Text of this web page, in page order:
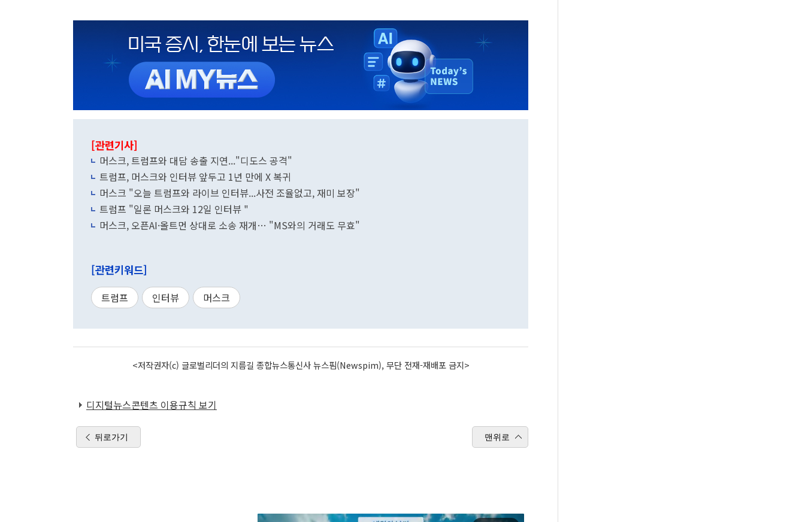
[관련기사]
머스크, 트럼프와 대담 송출 지연..."디도스 공격"
트럼프, 머스크와 인터뷰 앞두고 1년 만에 X 복귀
머스크 "오늘 트럼프와 라이브 인터뷰...사전 조율없고, 재미 보장"
트럼프 "일론 머스크와 12일 인터뷰 "
머스크, 오픈AI·올트먼 상대로 소송 재개… "MS와의 거래도 무효"
[관련키워드]
트럼프 인터뷰 머스크
<저작권자(c) 글로벌리더의 지름길 종합뉴스통신사 뉴스핌(Newspim), 무단 전재-재배포 금지>
디지털뉴스콘텐츠 이용규칙 보기
뒤로가기 맨위로